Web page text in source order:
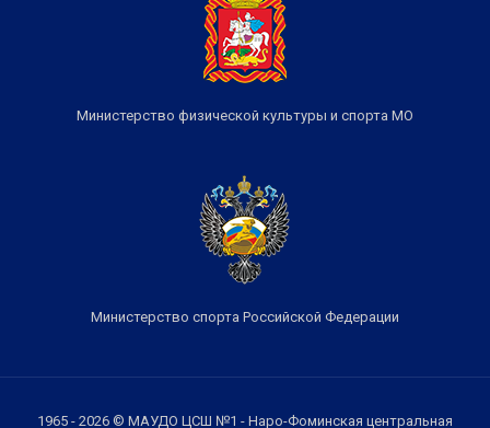
Министерство физической культуры и спорта МО
Министерство спорта Российской Федерации
1965 - 2026 © МАУДО ЦСШ №1 - Наро-Фоминская центральная